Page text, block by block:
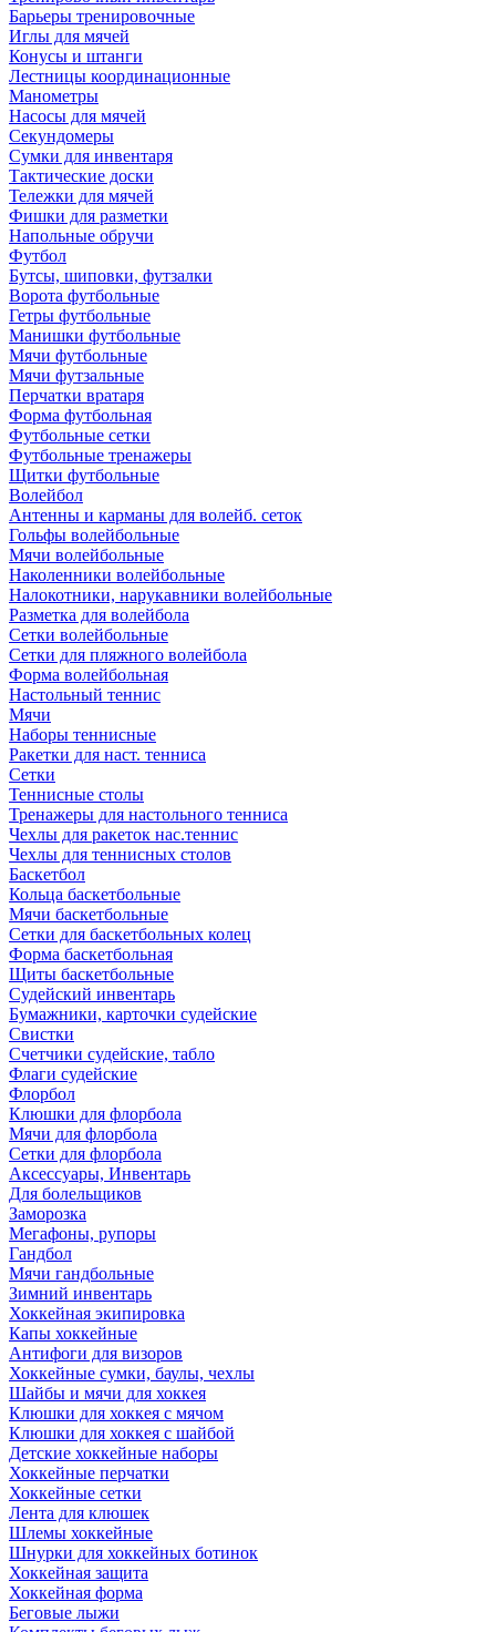
Барьеры тренировочные
Иглы для мячей
Конусы и штанги
Лестницы координационные
Манометры
Насосы для мячей
Секундомеры
Сумки для инвентаря
Тактические доски
Тележки для мячей
Фишки для разметки
Напольные обручи
Футбол
Бутсы, шиповки, футзалки
Ворота футбольные
Гетры футбольные
Манишки футбольные
Мячи футбольные
Мячи футзальные
Перчатки вратаря
Форма футбольная
Футбольные сетки
Футбольные тренажеры
Щитки футбольные
Волейбол
Антенны и карманы для волейб. сеток
Гольфы волейбольные
Мячи волейбольные
Наколенники волейбольные
Налокотники, нарукавники волейбольные
Разметка для волейбола
Сетки волейбольные
Сетки для пляжного волейбола
Форма волейбольная
Настольный теннис
Мячи
Наборы теннисные
Ракетки для наст. тенниса
Сетки
Теннисные столы
Тренажеры для настольного тенниса
Чехлы для ракеток нас.теннис
Чехлы для теннисных столов
Баскетбол
Кольца баскетбольные
Мячи баскетбольные
Сетки для баскетбольных колец
Форма баскетбольная
Щиты баскетбольные
Судейский инвентарь
Бумажники, карточки судейские
Свистки
Счетчики судейские, табло
Флаги судейские
Флорбол
Клюшки для флорбола
Мячи для флорбола
Сетки для флорбола
Аксессуары, Инвентарь
Для болельщиков
Заморозка
Мегафоны, рупоры
Гандбол
Мячи гандбольные
Зимний инвентарь
Хоккейная экипировка
Капы хоккейные
Антифоги для визоров
Хоккейные сумки, баулы, чехлы
Шайбы и мячи для хоккея
Клюшки для хоккея с мячом
Клюшки для хоккея с шайбой
Детские хоккейные наборы
Хоккейные перчатки
Хоккейные сетки
Лента для клюшек
Шлемы хоккейные
Шнурки для хоккейных ботинок
Хоккейная защита
Хоккейная форма
Беговые лыжи